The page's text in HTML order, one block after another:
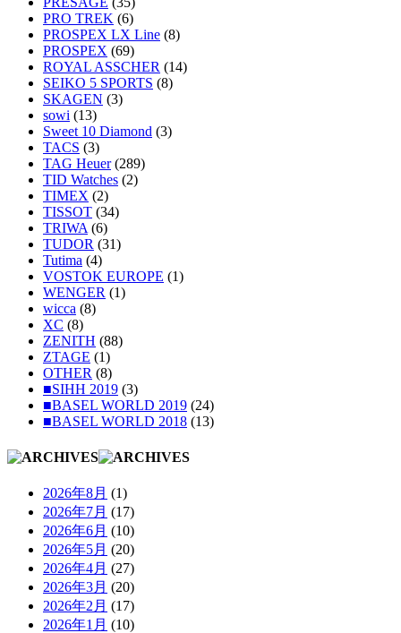
PRO TREK (6)
PROSPEX LX Line (8)
PROSPEX (69)
ROYAL ASSCHER (14)
SEIKO 5 SPORTS (8)
SKAGEN (3)
sowi (13)
Sweet 10 Diamond (3)
TACS (3)
TAG Heuer(289)
TID Watches (2)
TIMEX (2)
TISSOT (34)
TRIWA (6)
TUDOR (31)
Tutima (4)
VOSTOK EUROPE (1)
WENGER (1)
wicca (8)
XC (8)
ZENITH (88)
ZTAGE (1)
OTHER (8)
■SIHH 2019 (3)
■BASEL WORLD 2019 (24)
■BASEL WORLD 2018 (13)
2026年8月 (1)
2026年7月 (17)
2026年6月 (10)
2026年5月 (20)
2026年4月 (27)
2026年3月 (20)
2026年2月 (17)
2026年1月 (10)